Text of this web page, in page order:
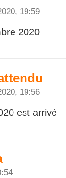
19:59
2020
19:56
est arrivé